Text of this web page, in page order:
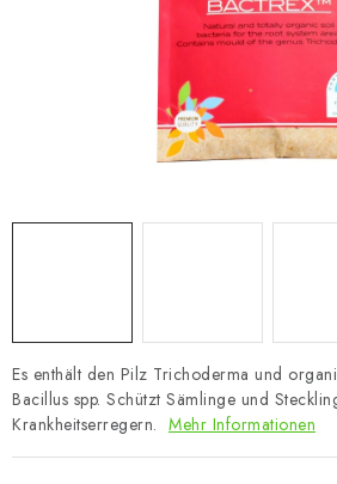
Geschäftsbewertung Kaufberatung
Datenschutzerklärung
Es enthält den Pilz Trichoderma und
Bacillus spp. Schützt Sämlinge und
Krankheitserregern. Mehr Informationen